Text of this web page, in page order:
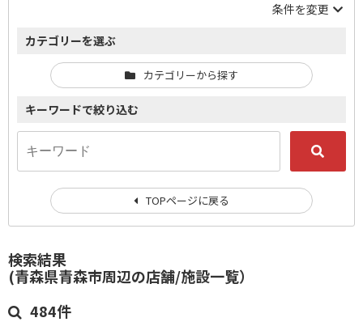
検索結果
(青森県青森市周辺の店舗/施設一覧）
484件
条件を変更
カテゴリーを選ぶ
カテゴリーから探す
キーワードで絞り込む
TOPページに戻る